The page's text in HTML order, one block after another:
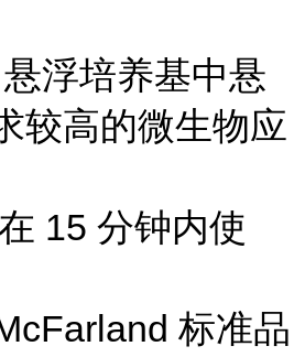
浮培养基中悬
较高的微生物应
15 分钟内使
标准品